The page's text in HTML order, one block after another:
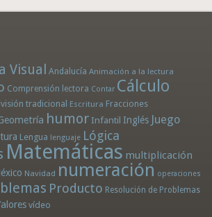
Visual Andalucía Animación a la lectura
Comprensión lectora Contar Cálculo
tradicional Escritura Fracciones
humor Infantil Inglés Juego
Lengua lenguaje Lógica
Matemáticas multiplicación
Navidad numeración operaciones
Producto Resolución de Problemas
vídeo